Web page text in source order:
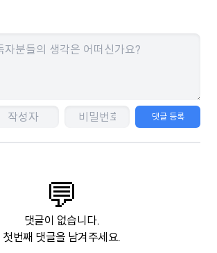
댓글 등록
💬
댓글이 없습니다.
첫번째 댓글을 남겨주세요.